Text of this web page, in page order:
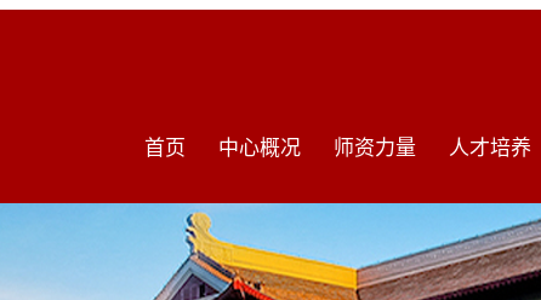
首页 中心概况 师资力量 人才培养